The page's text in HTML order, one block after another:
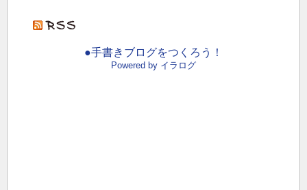
●手書きブログをつくろう！
Powered by イラログ